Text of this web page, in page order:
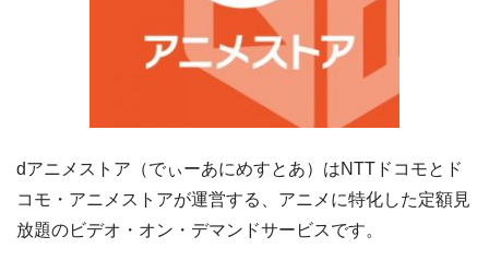
dアニメストア（でぃーあにめすとあ）はNTTドコモとド
コモ・アニメストアが運営する、アニメに特化した定額見
放題のビデオ・オン・デマンドサービスです。